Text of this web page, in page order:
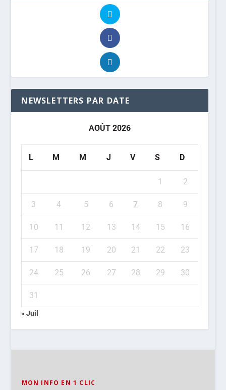
NEWSLETTERS PAR DATE
AOÛT 2026
L M M J V S D
1 2
3 4 5 6 7 8 9
10 11 12 13 14 15 16
17 18 19 20 21 22 23
24 25 26 27 28 29 30
31
« Juil
MON INFO EN 1 CLIC